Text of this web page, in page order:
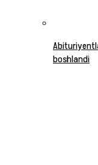
boshlandi